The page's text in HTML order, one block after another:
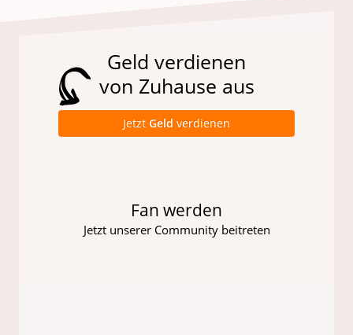
Geld verdienen
von Zuhause aus
Jetzt Geld verdienen
Fan werden
Jetzt unserer Community beitreten